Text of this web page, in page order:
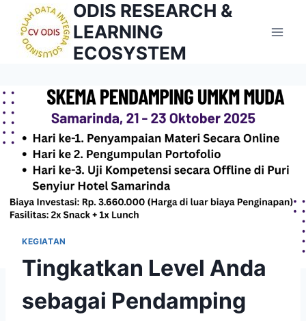
content
ODIS RESEARCH &
LEARNING
ECOSYSTEM
KEGIATAN
Tingkatkan Level Anda
sebagai Pendamping